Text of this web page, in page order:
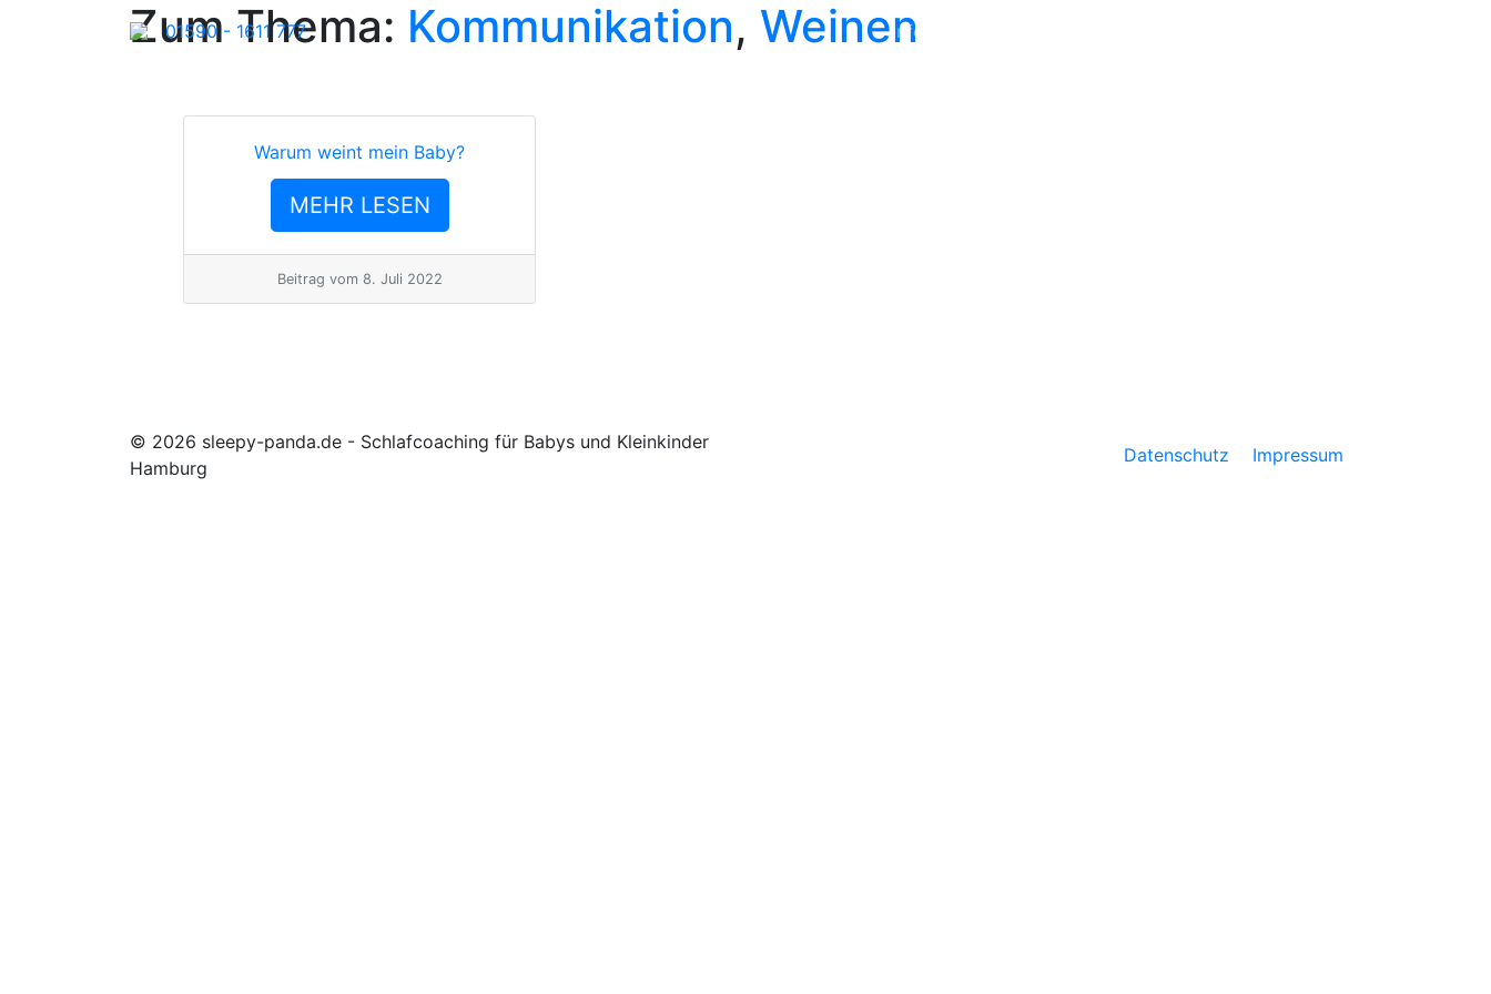
01590 - 1611 777 Info
Zum Thema: Kommunikation, Weinen
Warum weint mein Baby?
MEHR LESEN
Beitrag vom 8. Juli 2022
© 2026 sleepy-panda.de - Schlafcoaching für Babys und Kleinkinder
Hamburg
Datenschutz Impressum